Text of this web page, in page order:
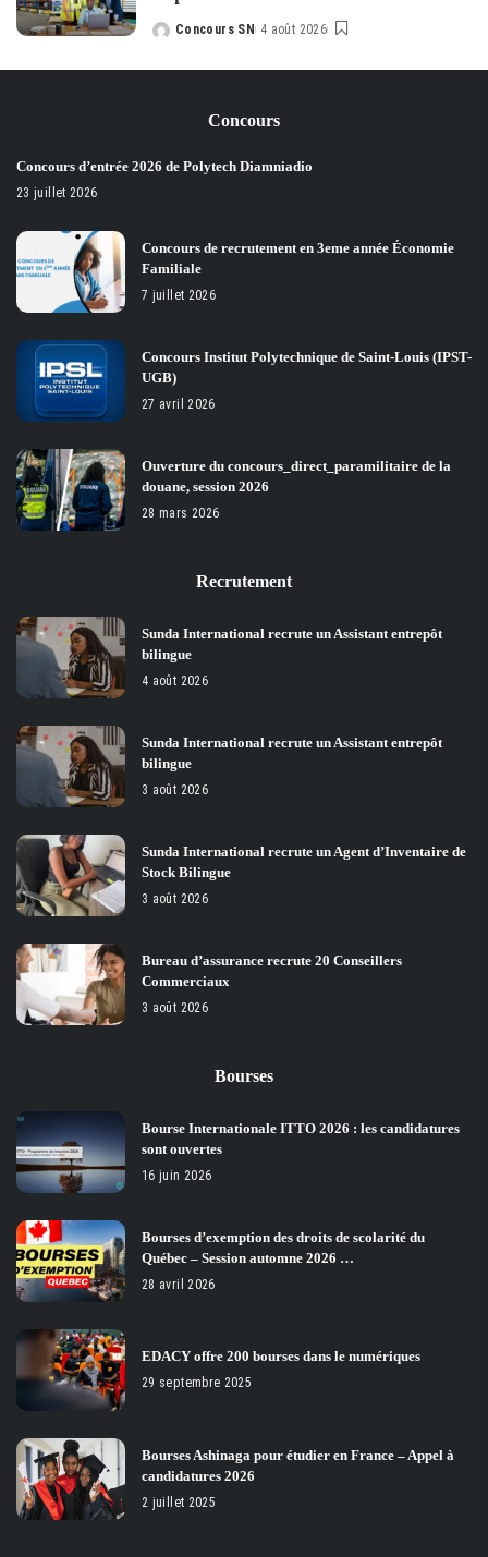
Posted
Concours SN 4 août 2026
Concours
Concours d’entrée 2026 de Polytech Diamniadio
23 juillet 2026
Concours de recrutement en 3eme année Économie
Familiale
7 juillet 2026
Concours Institut Polytechnique de Saint-Louis (IPST-
UGB)
27 avril 2026
Ouverture du concours_direct_paramilitaire de la
douane, session 2026
28 mars 2026
Recrutement
Sunda International recrute un Assistant entrepôt
bilingue
4 août 2026
Sunda International recrute un Assistant entrepôt
bilingue
3 août 2026
Sunda International recrute un Agent d’Inventaire de
Stock Bilingue
3 août 2026
Bureau d’assurance recrute 20 Conseillers
Commerciaux
3 août 2026
Bourses
Bourse Internationale ITTO 2026 : les candidatures
sont ouvertes
16 juin 2026
Bourses d’exemption des droits de scolarité du
Québec – Session automne 2026 …
28 avril 2026
EDACY offre 200 bourses dans le numériques
29 septembre 2025
Bourses Ashinaga pour étudier en France – Appel à
candidatures 2026
2 juillet 2025